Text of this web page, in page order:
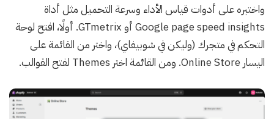
واختبره على أدوات قياس الأداء وسرعة التحميل مثل أداة
Google page speed insights أو GTmetrix. أولًا، افتح لوحة
التحكم في متجرك (وليكن في شوبيفاي)، واختر من القائمة على
اليسار Online Store. ومن القائمة اختر Themes لفتح القوالب.